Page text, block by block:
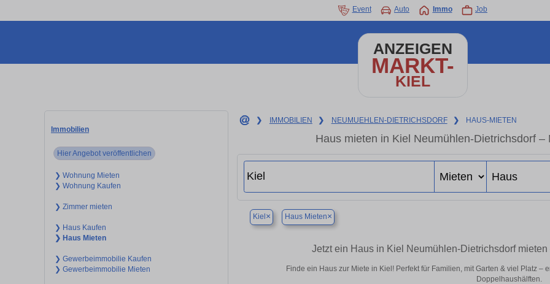
Event Auto Immo Job
ANZEIGEN
MARKT-
KIEL
Immobilien
Hier Angebot veröffentlichen
❯ Wohnung Mieten
❯ Wohnung Kaufen
❯ Zimmer mieten
❯ Haus Kaufen
❯ Haus Mieten
❯ Gewerbeimmobilie Kaufen
❯ Gewerbeimmobilie Mieten
❯ IMMOBILIEN ❯ NEUMUEHLEN-DIETRICHSDORF ❯ HAUS-MIETEN
Haus mieten in Kiel Neumühlen-Dietrichsdorf
Kiel × Haus Mieten×
Jetzt ein Haus in Kiel Neumühlen-Dietrichsdorf
Finde ein Haus zur Miete in Kiel! Perfekt für Familien, mit Garten & viel Platz
Doppelhaushälften.